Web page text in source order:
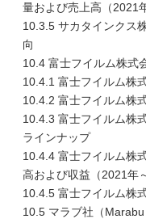
量および売上高（2021
10.3.5 サカタインクス
向
10.4 富士フイルム株式
10.4.1 富士フイルム株
10.4.2 富士フイルム株
10.4.3 富士フイルム株
ラインナップ
10.4.4 富士フイルム株
高および収益（2021年
10.4.5 富士フイルム株
10.5 マラブ社（Marabu